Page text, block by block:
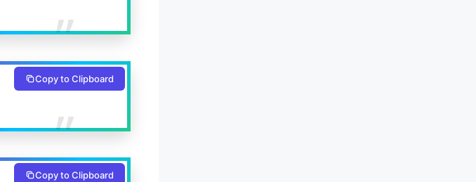
Copy to Clipboard
Copy to Clipboard